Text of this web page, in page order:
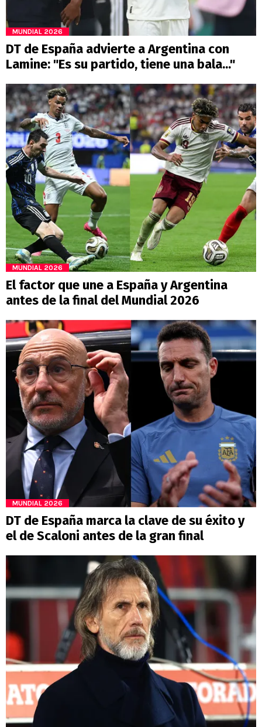
MUNDIAL 2026
DT de España advierte a Argentina con
Lamine: "Es su partido, tiene una bala..."
MUNDIAL 2026
El factor que une a España y Argentina
antes de la final del Mundial 2026
MUNDIAL 2026
DT de España marca la clave de su éxito y
el de Scaloni antes de la gran final